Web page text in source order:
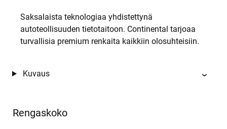
Saksalaista teknologiaa yhdistettynä
autoteollisuuden tietotaitoon. Continental tarjoaa
turvallisia premium renkaita kaikkiin olosuhteisiin.
Kuvaus
Rengaskoko